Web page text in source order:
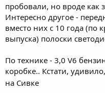
пробовали, но вроде как
Интересно другое -
вместо них с 10 года (по
выпуска) полоски
По технике - 3,0 V6
коробке.. Кстати,
на Сивке